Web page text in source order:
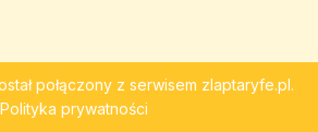
połączony z serwisem zlaptaryfe.pl.
Polityka prywatności